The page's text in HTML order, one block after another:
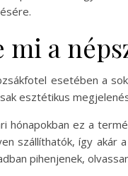
mi a
esetében a
esztétikus
hónapokban ez a
szállíthatók, így akár
pihenjenek,